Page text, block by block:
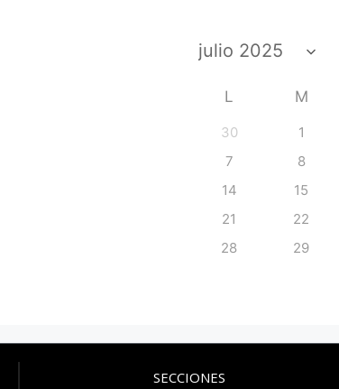
L M
30 1
7
8
14
15
21
22
28
29
SECCIONES